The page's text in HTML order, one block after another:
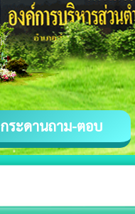
กระดานถาม-ตอบ